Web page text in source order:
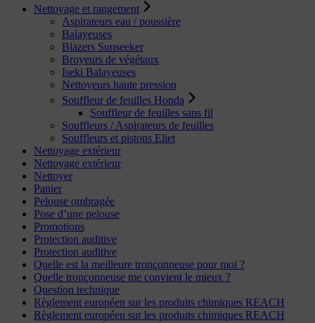
Nettoyage et rangement
Aspirateurs eau / poussière
Balayeuses
Blazers Sunseeker
Broyeurs de végétaux
Iseki Balayeuses
Nettoyeurs haute pression
Souffleur de feuilles Honda
Souffleur de feuilles sans fil
Souffleurs / Aspirateurs de feuilles
Souffleurs et pistons Eliet
Nettoyage extérieur
Nettoyage extérieur
Nettoyer
Panier
Pelouse ombragée
Pose d’une pelouse
Promotions
Protection auditive
Protection auditive
Quelle est la meilleure tronçonneuse pour moi ?
Quelle tronçonneuse me convient le mieux ?
Question technique
Règlement européen sur les produits chimiques REACH
Règlement européen sur les produits chimiques REACH